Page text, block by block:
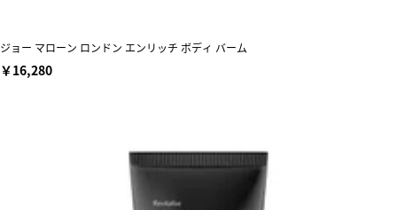
ジョー マローン ロンドン エンリッチ ボディ バーム
￥16,280